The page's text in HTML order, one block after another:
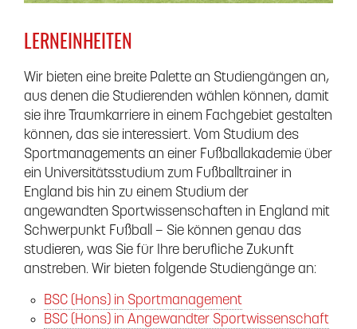
LERNEINHEITEN
Wir bieten eine breite Palette an Studiengängen an,
aus denen die Studierenden wählen können, damit
sie ihre Traumkarriere in einem Fachgebiet gestalten
können, das sie interessiert. Vom Studium des
Sportmanagements an einer Fußballakademie über
ein Universitätsstudium zum Fußballtrainer in
England bis hin zu einem Studium der
angewandten Sportwissenschaften in England mit
Schwerpunkt Fußball – Sie können genau das
studieren, was Sie für Ihre berufliche Zukunft
anstreben. Wir bieten folgende Studiengänge an:
BSC (Hons) in Sportmanagement
BSC (Hons) in Angewandter Sportwissenschaft